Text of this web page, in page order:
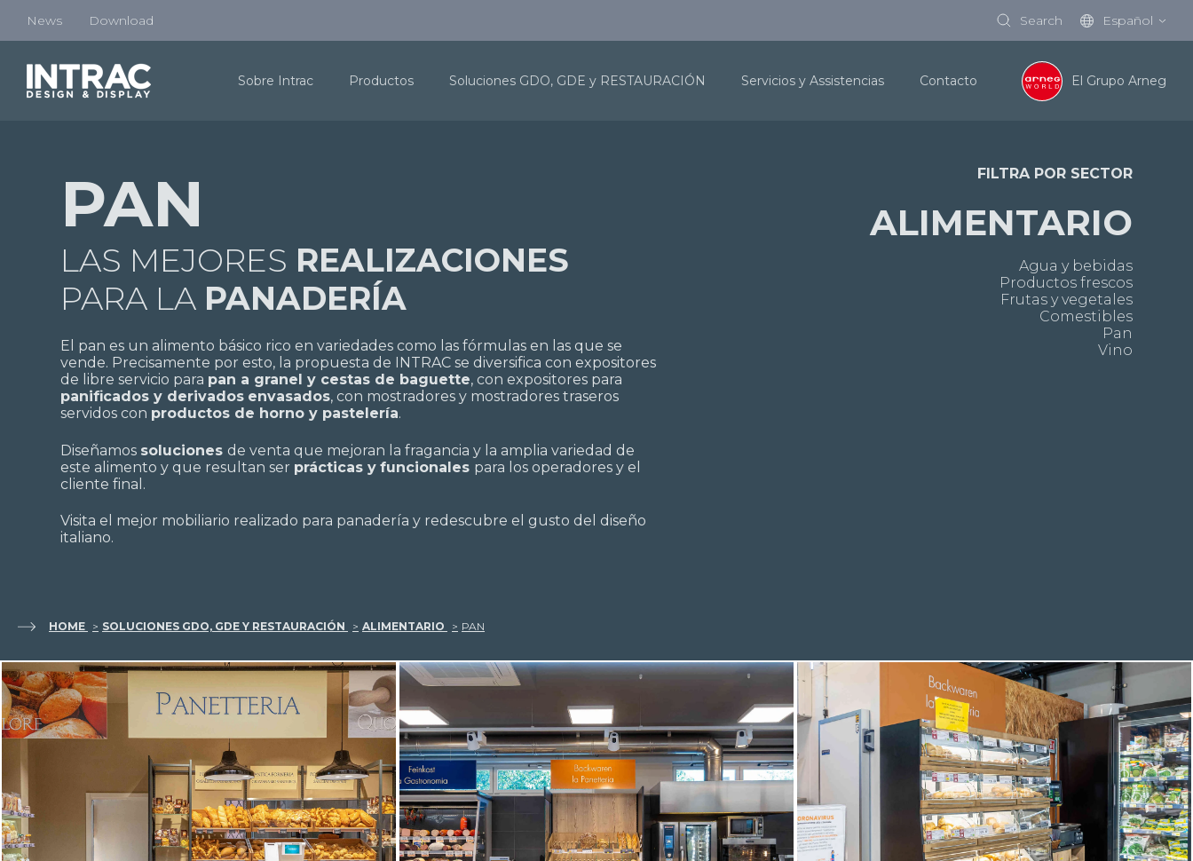
News Download Search Español
Sobre Intrac Productos Soluciones GDO, GDE y RESTAURACIÓN Servicios y Assistencias Contacto El Grupo Arneg
PAN
LAS MEJORES REALIZACIONES
PARA LA PANADERÍA
El pan es un alimento básico rico en variedades como las fórmulas en las que se
vende. Precisamente por esto, la propuesta de INTRAC se diversifica con expositores
de libre servicio para pan a granel y cestas de baguette, con expositores para
panificados y derivados envasados, con mostradores y mostradores traseros
servidos con productos de horno y pastelería.
Diseñamos soluciones de venta que mejoran la fragancia y la amplia variedad de
este alimento y que resultan ser prácticas y funcionales para los operadores y el
cliente final.
Visita el mejor mobiliario realizado para panadería y redescubre el gusto del diseño
italiano.
FILTRA POR SECTOR
ALIMENTARIO
Agua y bebidas
Productos frescos
Frutas y vegetales
Comestibles
Pan
Vino
HOME SOLUCIONES GDO, GDE Y RESTAURACIÓN ALIMENTARIO PAN